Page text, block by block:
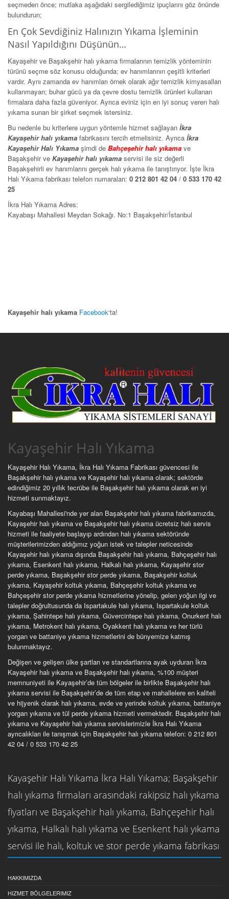
seçmeden önce; mutlaka aşağıdaki sergilediğimiz ipuçlarını göz önünde
bulundurun;
En Çok Sevdiğiniz Halınızın Yıkama İşleminin
Nasıl Yapıldığını Düşünün…
Kayaşehir ve Başakşehir halı yıkama firmalarının temizlik yönteminin
türünü seçme söz konusu olduğunda; ev hanımlarının çeşitli kriterleri
vardır. Aynı zamanda ev hanımları örnek olarak ağır temizlik kimyasalları
kullanmayan; buhar gücü ya da çevre dostu temizlik ürünleri kullanan
firmalara daha fazla güveniyor. Ayrıca eviniz için en iyi sonuç veren halı
yıkama sunan bir şirket seçmek istersiniz.
Bu nedenle bu kriterlere uygun yöntemle hizmet sağlayan İkra
Kayaşehirhalı yıkama fabrikasını tercih etmelisiniz. Ayrıca İkra
Kayaşehir Halı Yıkama şimdi de Bahçeşehir halı yıkama ve
Başakşehir ve Kayaşehir halı yıkama servisi ile siz değerli
Başakşehirli ev hanımlarını gerçek halı yıkama ile tanıştırıyor. İşte İkra
Halı Yıkama fabrikası telefon numaraları: 0 212 801 42 04 / 0 533 170 42
25
İkra Halı Yıkama Adres:
Kayabaşı Mahallesi Meydan Sokağı. No:1 Başakşehir/İstanbul
Kayaşehir halı yıkama Facebook‘ta!
Kayaşehir Halı Yıkama
Kayaşehir Halı Yıkama, İkra Halı Yıkama Fabrikası güvencesi ile
Başakşehir halı yıkama ve Kayaşehir halı yıkama olarak; sektörde
edindiğimiz 20 yıllık tecrübe ile Başakşehir halı yıkama olarak en iyi
hizmeti sunmaktayız.
Kayabaşı Mahallesi'nde yer alan Başakşehir halı yıkama fabrikamızda,
Kayaşehir halı yıkama ve Başakşehir halı yıkama ücretsiz halı servis
hizmeti ile faaliyete başlayıp ardından halı yıkama sektöründe
müşterilerimizden aldığımız yoğun istek ve talepler neticesinde
Kayaşehir halı yıkama dışında Başakşehir halı yıkama, Bahçeşehir halı
yıkama, Esenkent halı yıkama, Halkalı halı yıkama, Kayaşehir stor
perde yıkama, Başakşehir stor perde yıkama, Başakşehir koltuk
yıkama, Kayaşehir koltuk yıkama, Bahçeşehir koltuk yıkama ve
Bahçeşehir stor perde yıkama hizmetlerine yönelip, gelen yoğun ilgi ve
talepler doğrultusunda da Ispartakule halı yıkama, Ispartakule koltuk
yıkama, Şahintepe halı yıkama, Güvercintepe halı yıkama, Onurkent halı
yıkama, Metrokent halı yıkama, Oyakkent halı yıkama ve her türlü
yorgan ve battaniye yıkama hizmetlerini de bünyemize katmış
bulunmaktayız.
Değişen ve gelişen ülke şartları ve standartlarına ayak uyduran İkra
Kayaşehir halı yıkama ve Başakşehir halı yıkama, %100 müşteri
memnuniyeti ile Kayaşehir’de tüm bölgeler ile birlikte Başakşehir halı
yıkama servisi ile Başakşehir’de de tüm etap ve mahallelere en kaliteli
ve hijyenik olarak halı yıkama, evde ve yerinde koltuk yıkama, battaniye
yorgan yıkama ve tül perde yıkama hizmeti vermektedir. Başakşehir halı
yıkama ve Kayaşehir halı yıkama servislerimizle İkra Halı Yıkama
ayrıcalıkları ile tanışmak için Başakşehir halı yıkama telefon: 0 212 801
42 04 / 0 533 170 42 25
Kayaşehir Halı Yıkama İkra Halı Yıkama; Başakşehir
halı yıkama firmaları arasındaki rakipsiz halı yıkama
fiyatları ve Başakşehir halı yıkama, Bahçeşehir halı
yıkama, Halkalı halı yıkama ve Esenkent halı yıkama
servisi ile halı, koltuk ve stor perde yıkama fabrikası
HAKKIMIZDA
HIZMET BÖLGELERIMIZ